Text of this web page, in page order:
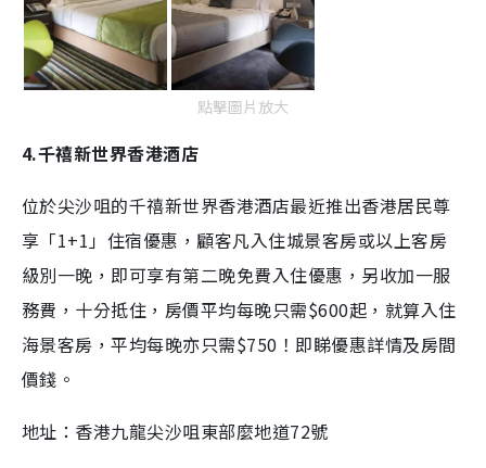
點擊圖片放大
4.千禧新世界香港酒店
位於尖沙咀的千禧新世界香港酒店最近推出香港居民尊
享「1+1」住宿優惠，顧客凡入住城景客房或以上客房
級別一晚，即可享有第二晚免費入住優惠，另收加一服
務費，十分抵住，房價平均每晚只需$600起，就算入住
海景客房，平均每晚亦只需$750！即睇優惠詳情及房間
價錢。
地址：香港九龍尖沙咀東部麼地道72號